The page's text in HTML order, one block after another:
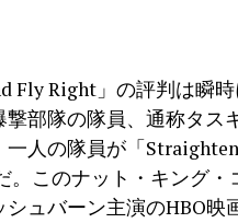
Fly Right」の評判は瞬
撃部隊の隊員、通称タ
一人の隊員が「
このナット・キング
シュバーン主演のHBO